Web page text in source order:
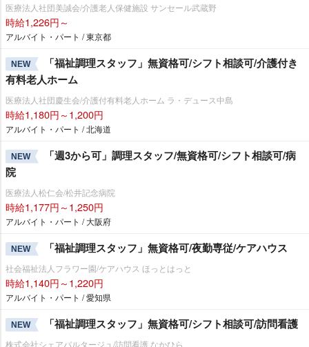
医療法人社団美誠会/介護老人保健施設 サンセール武蔵野
時給1,226円～
アルバイト・パート / 東京都
NEW
「福祉調理スタッフ」無資格可/シフト相談可/介護付き
有料老人ホーム
医療法人社団慶生会/介護付有料老人ホーム ラ・デュース中島
時給1,180円～1,200円
アルバイト・パート / 北海道
NEW
「週3から可」調理スタッフ/無資格可/シフト相談可/病
院
医療法人松仁会/松井記念病院
時給1,177円～1,250円
アルバイト・パート / 大阪府
NEW 「福祉調理スタッフ」無資格可/夜勤専従/ケアハウス
社会福祉法人フラワー園/ケアハウス ほっとはっと
時給1,140円～1,220円
アルバイト・パート / 愛知県
NEW 「福祉調理スタッフ」無資格可/シフト相談可/訪問看護
株式会社シェアパルタージュ/訪問看護 なかひら